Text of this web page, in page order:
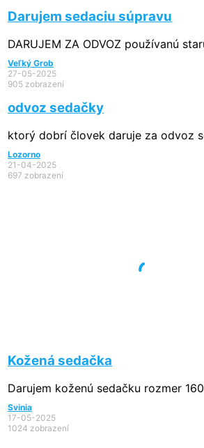
Darujem sedaciu súpravu
DARUJEM ZA ODVOZ používanú
Veľký Grob
27-05-2025
905 zobrazení
odvoz sedačky
ktorý dobrí človek daruje za odvoz
Lozorno
21-04-2025
697 zobrazení
Kožená sedačka
Darujem koženú sedačku rozmer
Svinia
17-05-2025
1024 zobrazení